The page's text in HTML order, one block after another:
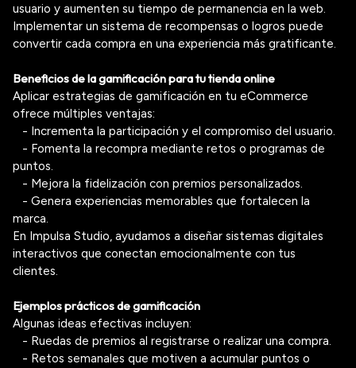
usuario y aumenten su tiempo de permanencia en la web.
Implementar un sistema de recompensas o logros puede
convertir cada compra en una experiencia más gratificante.
Beneficios de la gamificación para tu tienda online
Aplicar estrategias de gamificación en tu eCommerce
ofrece múltiples ventajas:
- Incrementa la participación y el compromiso del usuario.
- Fomenta la recompra mediante retos o programas de
puntos.
- Mejora la fidelización con premios personalizados.
- Genera experiencias memorables que fortalecen la
marca.
En Impulsa Studio, ayudamos a diseñar sistemas digitales
interactivos que conectan emocionalmente con tus
clientes.
Ejemplos prácticos de gamificación
Algunas ideas efectivas incluyen:
- Ruedas de premios al registrarse o realizar una compra.
- Retos semanales que motiven a acumular puntos o